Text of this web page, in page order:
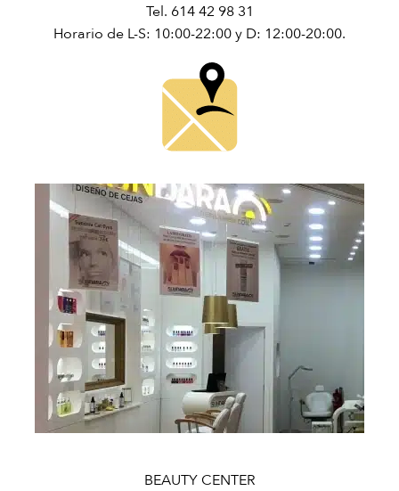
Tel. 614 42 98 31
Horario de L-S: 10:00-22:00 y D: 12:00-20:00.
BEAUTY CENTER